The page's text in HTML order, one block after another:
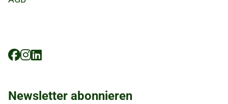
Icons
Newsletter abonnieren